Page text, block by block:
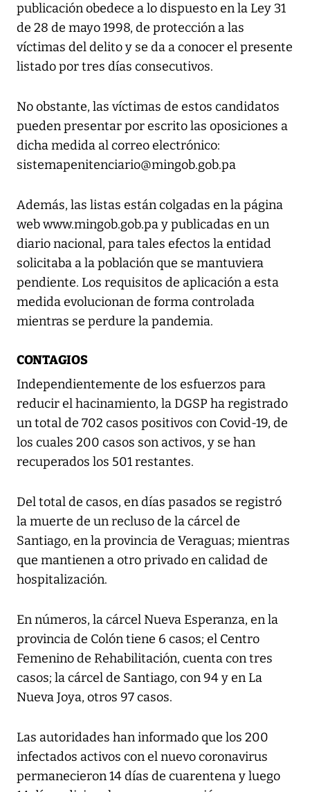
publicación obedece a lo dispuesto en la Ley 31
de 28 de mayo 1998, de protección a las
víctimas del delito y se da a conocer el presente
listado por tres días consecutivos.
No obstante, las víctimas de estos candidatos
pueden presentar por escrito las oposiciones a
dicha medida al correo electrónico:
‪‪sistemapenitenciario@mingob.gob.pa‬‬‬
Además, las listas están colgadas en la página
web ‪www.mingob.gob.pa y publicadas en un
diario nacional, para tales efectos la entidad
solicitaba a la población que se mantuviera
pendiente. Los requisitos de aplicación a esta
medida evolucionan de forma controlada
mientras se perdure la pandemia.
CONTAGIOS
Independientemente de los esfuerzos para
reducir el hacinamiento, la DGSP ha registrado
un total de 702 casos positivos con Covid-19, de
los cuales 200 casos son activos, y se han
recuperados los 501 restantes.
Del total de casos, en días pasados se registró
la muerte de un recluso de la cárcel de
Santiago, en la provincia de Veraguas; mientras
que mantienen a otro privado en calidad de
hospitalización.
En números, la cárcel Nueva Esperanza, en la
provincia de Colón tiene 6 casos; el Centro
Femenino de Rehabilitación, cuenta con tres
casos; la cárcel de Santiago, con 94 y en La
Nueva Joya, otros 97 casos.
Las autoridades han informado que los 200
infectados activos con el nuevo coronavirus
permanecieron 14 días de cuarentena y luego